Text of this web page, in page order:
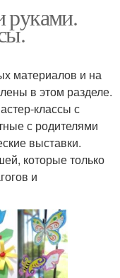
руками.
материалов и на
в этом разделе.
классы с
с родителями
выставки.
которые только
и